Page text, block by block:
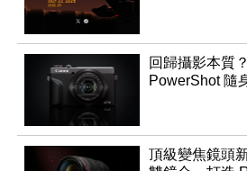
回歸攝影本質
PowerShot 隨
頂級變焦鏡頭